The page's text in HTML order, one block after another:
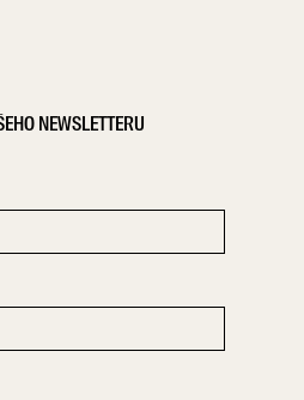
NEWSLETTERU